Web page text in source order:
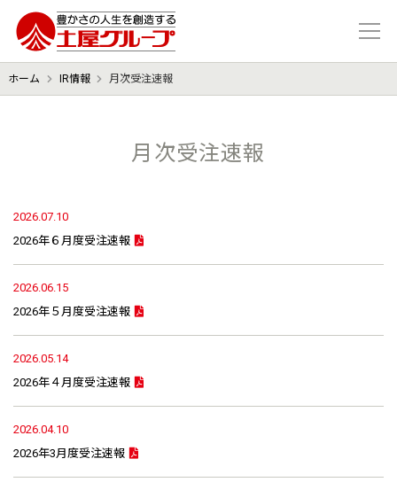
豊かさの人生を想像する 土屋グル
ホーム IR情報 月次受注速報
月次受注速報
2026.07.10
2026年６月度受注速報
2026.06.15
2026年５月度受注速報
2026.05.14
2026年４月度受注速報
2026.04.10
2026年3月度受注速報